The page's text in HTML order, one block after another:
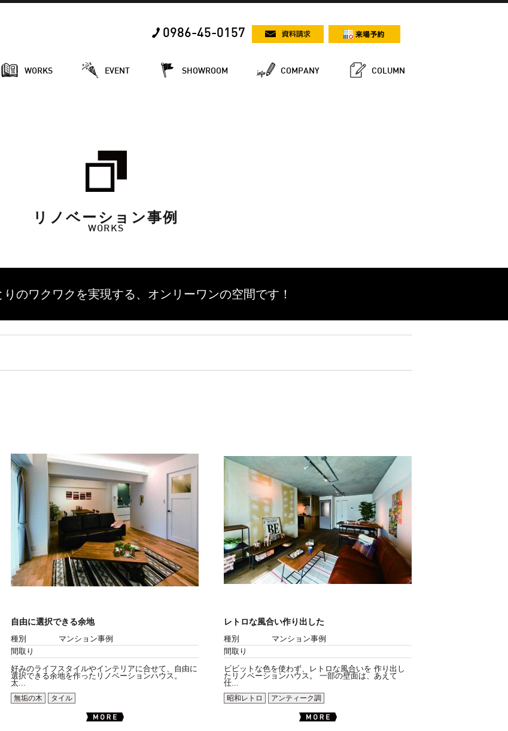
0986-45-0157
WORKS EVENT SHOWROOM COMPANY COLUMN
リノベーション事例
WORKS
のワクワクを実現する、 オンリーワンの空間です！
自由に選択できる余地
種別
マンション事例
間取り
好みのライフスタイルやインテリアに合せて、自由に
選択できる余地を作ったリノベーションハウス。
太...
無垢の木
タイル
レトロな風合い作り出した
種別
マンション事例
間取り
ビビットな色を使わず、レトロな風合いを 作り出し
たリノベーションハウス。 一部の壁面は、あえて
仕...
昭和レトロ
アンティーク調